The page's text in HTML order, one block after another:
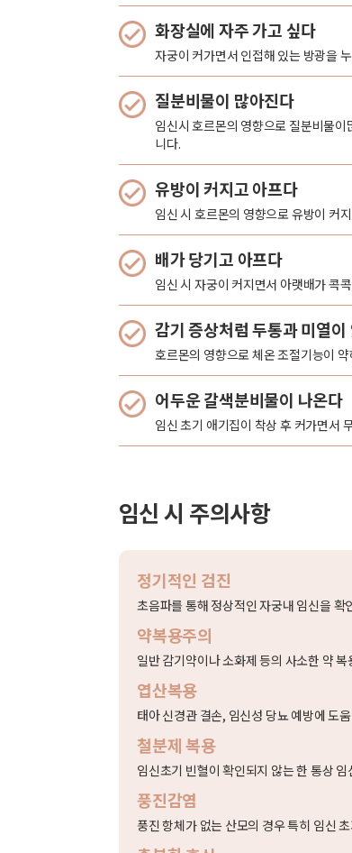
화장실에 자주 가고 싶다
자궁이 커가면서 인접해 있는 방광을
질분비물이 많아진다
임신시 호르몬의 영향으로 질분비물
니다.
유방이 커지고 아프다
임신 시 호르몬의 영향으로 유방이 커
배가 당기고 아프다
임신 시 자궁이 커지면서 아랫배가 콕
감기 증상처럼 두통과 미열이
호르몬의 영향으로 체온 조절기능이
어두운 갈색분비물이 나온다
임신 초기 애기집이 착상 후 커가면서
임신 시 주의사항
정기적인 검진
초음파를 통해 정상적인 자궁내 임신을
약복용주의
일반 감기약이나 소화제 등의 사소한 약
엽산복용
태아 신경관 결손, 임신성 당뇨 예방에 도
철분제 복용
임신초기 빈혈이 확인되지 않는 한 통상
풍진감염
풍진 항체가 없는 산모의 경우 특히 임신